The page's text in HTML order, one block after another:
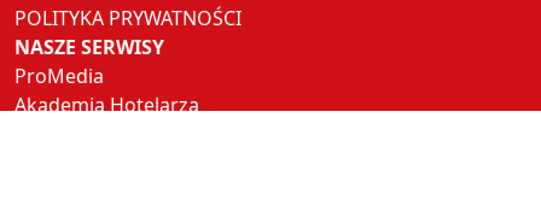
POLITYKA PRYWATNOŚCI
NASZE SERWISY
ProMedia
Akademia Hotelarza